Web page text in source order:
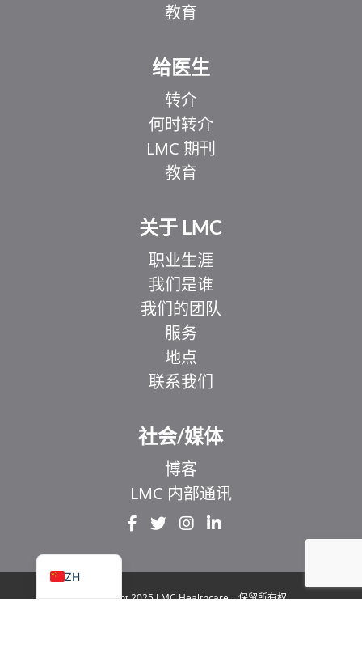
教育
给医生
转介
何时转介
LMC 期刊
教育
关于 LMC
职业生涯
我们是谁
我们的团队
服务
地点
联系我们
社会/媒体
博客
LMC 内部通讯
© Copyright 2025 LMC Healthcare。保留所有权
ZH